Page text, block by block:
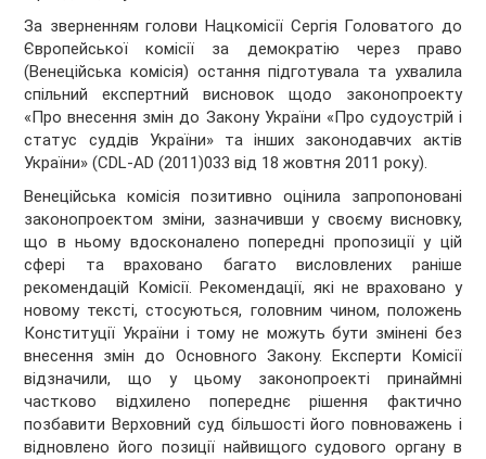
За зверненням голови Нацкомісії Сергія Головатого до
Європейської комісії за демократію через право
(Венеційська комісія) остання підготувала та ухвалила
спільний експертний висновок щодо законопроекту
«Про внесення змін до Закону України «Про судоустрій і
статус суддів України» та інших законодавчих актів
України» (CDL-AD (2011)033 від 18 жовтня 2011 року).
Венеційська комісія позитивно оцінила запропоновані
законопроектом зміни, зазначивши у своєму висновку,
що в ньому вдосконалено попередні пропозиції у цій
сфері та враховано багато висловлених раніше
рекомендацій Комісії. Рекомендації, які не враховано у
новому тексті, стосуються, головним чином, положень
Конституції України і тому не можуть бути змінені без
внесення змін до Основного Закону. Експерти Комісії
відзначили, що у цьому законопроекті принаймні
частково відхилено попереднє рішення фактично
позбавити Верховний суд більшості його повноважень і
відновлено його позиції найвищого судового органу в